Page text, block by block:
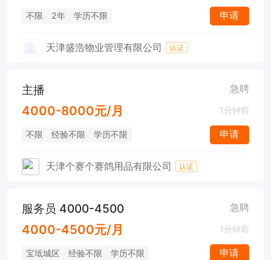
不限 2年 学历不限 申请
天津盛浩物业管理有限公司 认证
主播 急聘
4000-8000元/月 1分钟前
不限 经验不限 学历不限 申请
天津个赛个赛鸽用品有限公司 认证
服务员 4000-4500 急聘
4000-4500元/月 1分钟前
宝坻城区 经验不限 学历不限 申请